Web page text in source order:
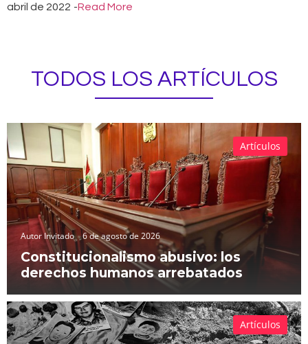
abril de 2022 -Read More
TODOS LOS ARTÍCULOS
Autor Invitado 6 de agosto de 2026
Constitucionalismo abusivo: los
derechos humanos arrebatados
Artículos
Artículos